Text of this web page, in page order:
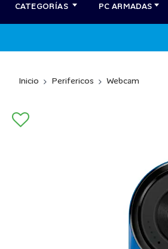
CATEGORÍAS PC ARMADAS
Inicio Perifericos Webcam